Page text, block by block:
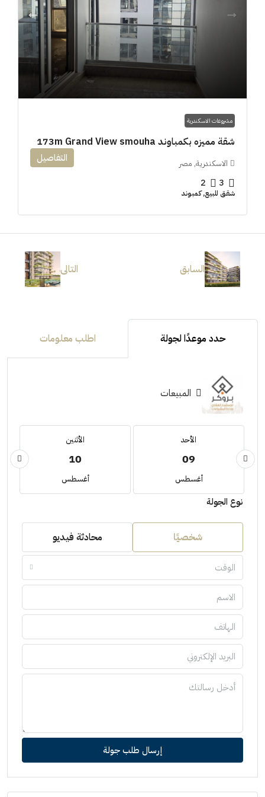
مشروعات الاسكندرية
شقة مميزه بكمباوند 173m Grand View smouha
الاسكندرية, مصر
3
2
شقق للبيع, كمبوند
التفاصيل
السابق التالى
حدد موعدًا لجولة اطلب معلومات
المبيعات
الأحد
09
أغسطس
الأثنين
10
أغسطس
نوع الجولة
شخصيًا محادثة فيديو
الوقت
إرسال طلب جولة